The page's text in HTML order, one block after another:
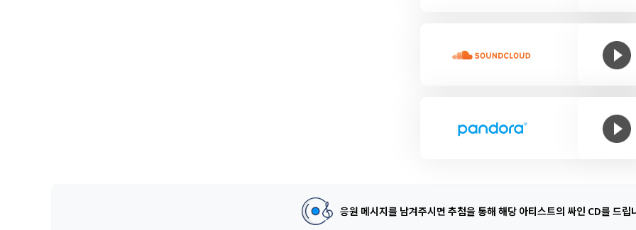
응원 메시지를 남겨주시면 추첨을 통해 해당 아티스트의 싸인 CD를 드립